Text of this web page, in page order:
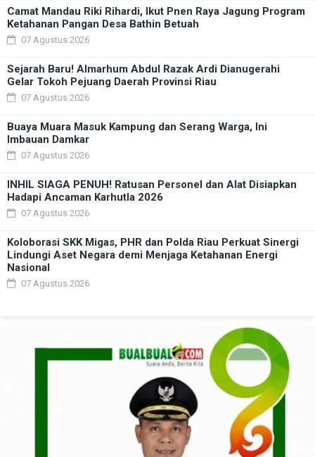
Camat Mandau Riki Rihardi, Ikut Pnen Raya Jagung Program
Ketahanan Pangan Desa Bathin Betuah
07 Agustus 2026
Sejarah Baru! Almarhum Abdul Razak Ardi Dianugerahi
Gelar Tokoh Pejuang Daerah Provinsi Riau
07 Agustus 2026
Buaya Muara Masuk Kampung dan Serang Warga, Ini
Imbauan Damkar
07 Agustus 2026
INHIL SIAGA PENUH! Ratusan Personel dan Alat Disiapkan
Hadapi Ancaman Karhutla 2026
07 Agustus 2026
Koloborasi SKK Migas, PHR dan Polda Riau Perkuat Sinergi
Lindungi Aset Negara demi Menjaga Ketahanan Energi
Nasional
07 Agustus 2026